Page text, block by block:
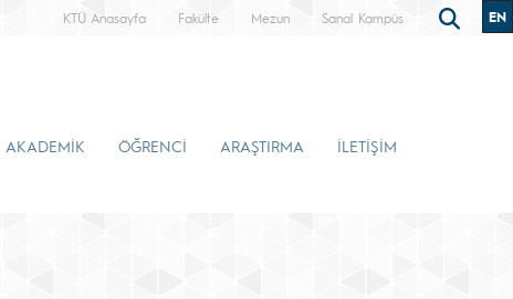
KTÜ Anasayfa Fakülte Mezun Sanal Kampüs EN
AKADEMİK ÖĞRENCİ ARAŞTIRMA İLETİŞİM